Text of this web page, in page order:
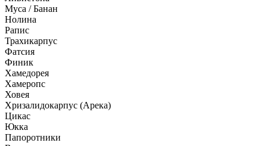
Муса / Банан
Нолина
Рапис
Трахикарпус
Фатсия
Финик
Хамедорея
Хамеропс
Ховея
Хризалидокарпус (Арека)
Цикас
Юкка
Папоротники